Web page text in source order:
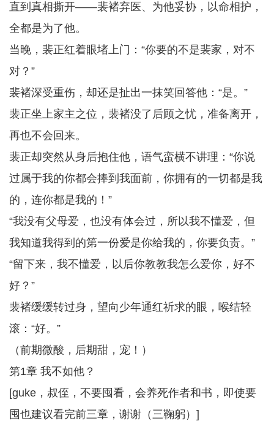
直到真相撕开——裴褚弃医、为他妥协，以命相护，
全都是为了他。
当晚，裴正红着眼堵上门：“你要的不是裴家，对不
对？”
裴褚深受重伤，却还是扯出一抹笑回答他：“是。”
裴正坐上家主之位，裴褚没了后顾之忧，准备离开，
再也不会回来。
裴正却突然从身后抱住他，语气蛮横不讲理：“你说
过属于我的你都会捧到我面前，你拥有的一切都是我
的，连你都是我的！”
“我没有父母爱，也没有体会过，所以我不懂爱，但
我知道我得到的第一份爱是你给我的，你要负责。”
“留下来，我不懂爱，以后你教教我怎么爱你，好不
好？”
裴褚缓缓转过身，望向少年通红祈求的眼，喉结轻
滚：“好。”
（前期微酸，后期甜，宠！）
第1章 我不如他？
[guke，叔侄，不要囤看，会养死作者和书，即使要
囤也建议看完前三章，谢谢（三鞠躬）]